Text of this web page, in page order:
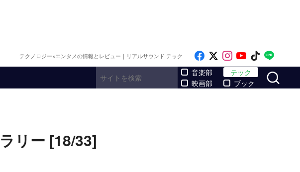
テクノロジー×エンタメの情報とレビュー｜リアルサウンド テック Like on Facebook
Follow on x
Follow on
Follow on
Follow
音楽部
映画部
テック
ブック
リー [18/33]